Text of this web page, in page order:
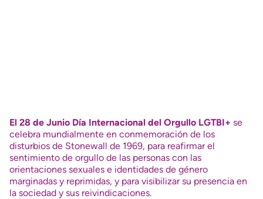
El 28 de Junio Día Internacional del Orgullo LGTBI+ se
celebra mundialmente en conmemoración de los
disturbios de Stonewall de 1969, para reafirmar el
sentimiento de orgullo de las personas con las
orientaciones sexuales e identidades de género
marginadas y reprimidas, y para visibilizar su presencia en
la sociedad y sus reivindicaciones.